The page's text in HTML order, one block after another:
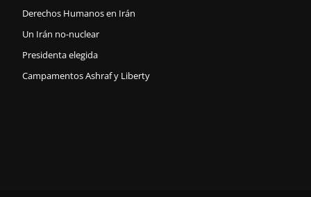
Derechos Humanos en Irán
Un Irán no-nuclear
Presidenta elegida
Campamentos Ashraf y Liberty